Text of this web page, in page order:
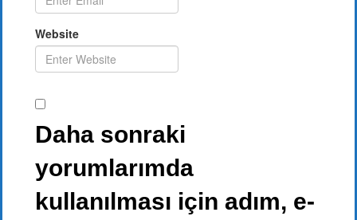
Website
Daha sonraki
yorumlarımda
kullanılması için adım, e-